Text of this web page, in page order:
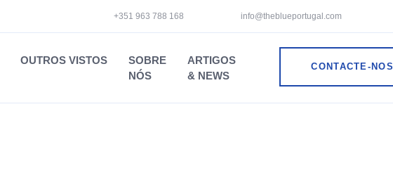
+351 963 788 168 info@theblueportugal.com
OUTROS VISTOS
SOBRE
NÓS
ARTIGOS
& NEWS
CONTACTE-NOS